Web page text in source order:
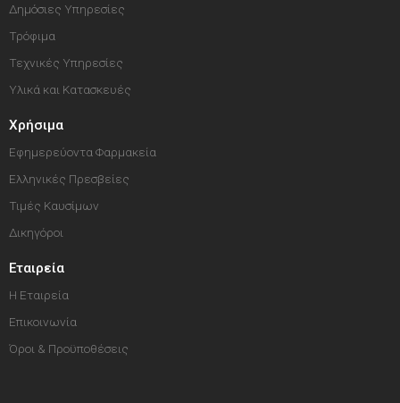
Δημόσιες Υπηρεσίες
Τρόφιμα
Τεχνικές Υπηρεσίες
Υλικά και Κατασκευές
Χρήσιμα
Εφημερεύοντα Φαρμακεία
Ελληνικές Πρεσβείες
Τιμές Καυσίμων
Δικηγόροι
Εταιρεία
Η Εταιρεία
Επικοινωνία
Όροι & Προϋποθέσεις